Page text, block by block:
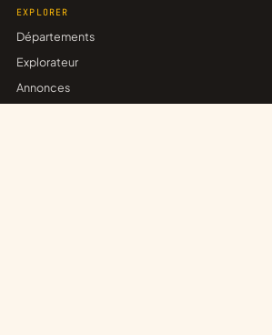
EXPLORER
Départements
Explorateur
Annonces